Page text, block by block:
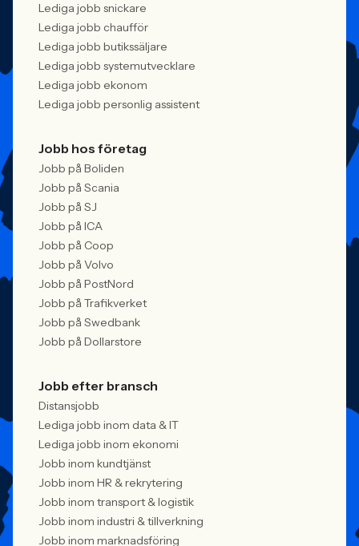
Lediga jobb snickare
Lediga jobb chaufför
Lediga jobb butikssäljare
Lediga jobb systemutvecklare
Lediga jobb ekonom
Lediga jobb personlig assistent
Jobb hos företag
Jobb på Boliden
Jobb på Scania
Jobb på SJ
Jobb på ICA
Jobb på Coop
Jobb på Volvo
Jobb på PostNord
Jobb på Trafikverket
Jobb på Swedbank
Jobb på Dollarstore
Jobb efter bransch
Distansjobb
Lediga jobb inom data & IT
Lediga jobb inom ekonomi
Jobb inom kundtjänst
Jobb inom HR & rekrytering
Jobb inom transport & logistik
Jobb inom industri & tillverkning
Jobb inom marknadsföring